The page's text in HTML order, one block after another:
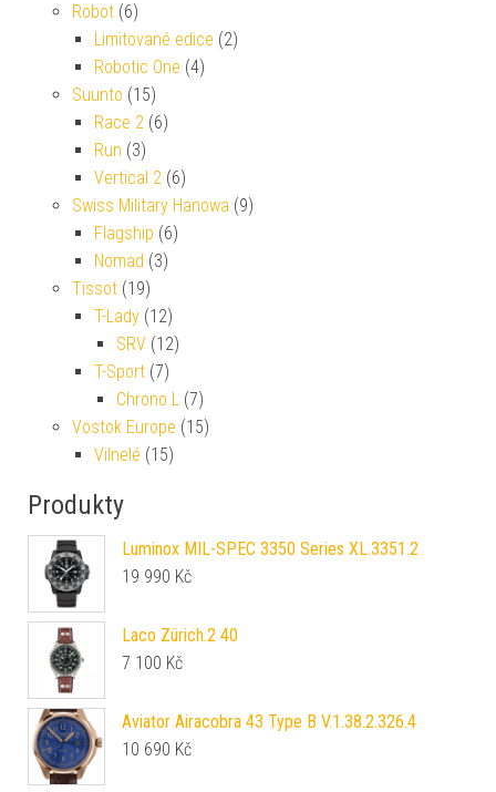
Robot (6)
Limitované edice (2)
Robotic One (4)
Suunto (15)
Race 2 (6)
Run (3)
Vertical 2 (6)
Swiss Military Hanowa (9)
Flagship (6)
Nomad (3)
Tissot (19)
T-Lady (12)
SRV (12)
T-Sport (7)
Chrono L (7)
Vostok Europe (15)
Vilnelé (15)
Produkty
Luminox MIL-SPEC 3350 Series XL.3351.2
19 990 Kč
Laco Zürich.2 40
7 100 Kč
Aviator Airacobra 43 Type B V.1.38.2.326.4
10 690 Kč